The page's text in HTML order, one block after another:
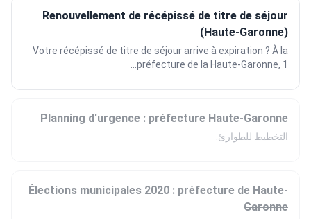
Renouvellement de récépissé de titre de séjour
(Haute-Garonne)
Votre récépissé de titre de séjour arrive à expiration ? À la
préfecture de la Haute-Garonne, 1...
Planning d'urgence : préfecture Haute-Garonne
التخطيط للطوارئ.
Élections municipales 2020 : préfecture de Haute-
Garonne